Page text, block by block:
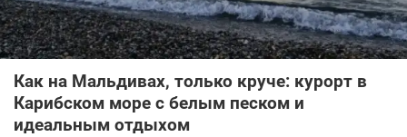
Как на Мальдивах, только круче: курорт в
Карибском море с белым песком и
идеальным отдыхом